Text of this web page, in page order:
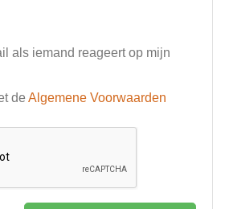
als iemand reageert op mijn
de Algemene Voorwaarden